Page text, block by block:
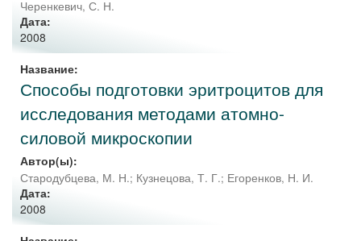
Черенкевич, С. Н.
Дата:
2008
Название:
Способы подготовки эритроцитов для
исследования методами атомно-
силовой микроскопии
Автор(ы):
Стародубцева, М. Н.; Кузнецова, Т. Г.; Егоренков, Н. И.
Дата:
2008